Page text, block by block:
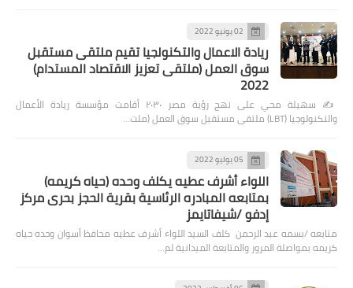
02 يونيو 2022
ريادة الاعمال والتكنولجيا تقيم ملتقى مستقبل
سوق العمل (ملتقى تعزيز الاقتصاد المستدام)
2022
✍️ سهيلة محي على نهج رؤية مصر ٢٠٣٠ أقامت مؤسسة ريادة الأعمال
والتكنولوجيا (LBT) ملتقى مستقبل سوق العمل (ملت…
05 يوليو 2022
اللواء أشرف عطيه يكلف وحده (حياه كريمه)
بمتابعه المبادره الرئاسية بقرية الحجز بحرى مركز
إدفو /شيفاتايمز
متابعه /بسمه عبد الرحمن كلف السيد اللواء أشرف عطيه محافظ أسوان وحده حياه
كريمه بمواصلة المرور والمتابعة الميدانية لم…